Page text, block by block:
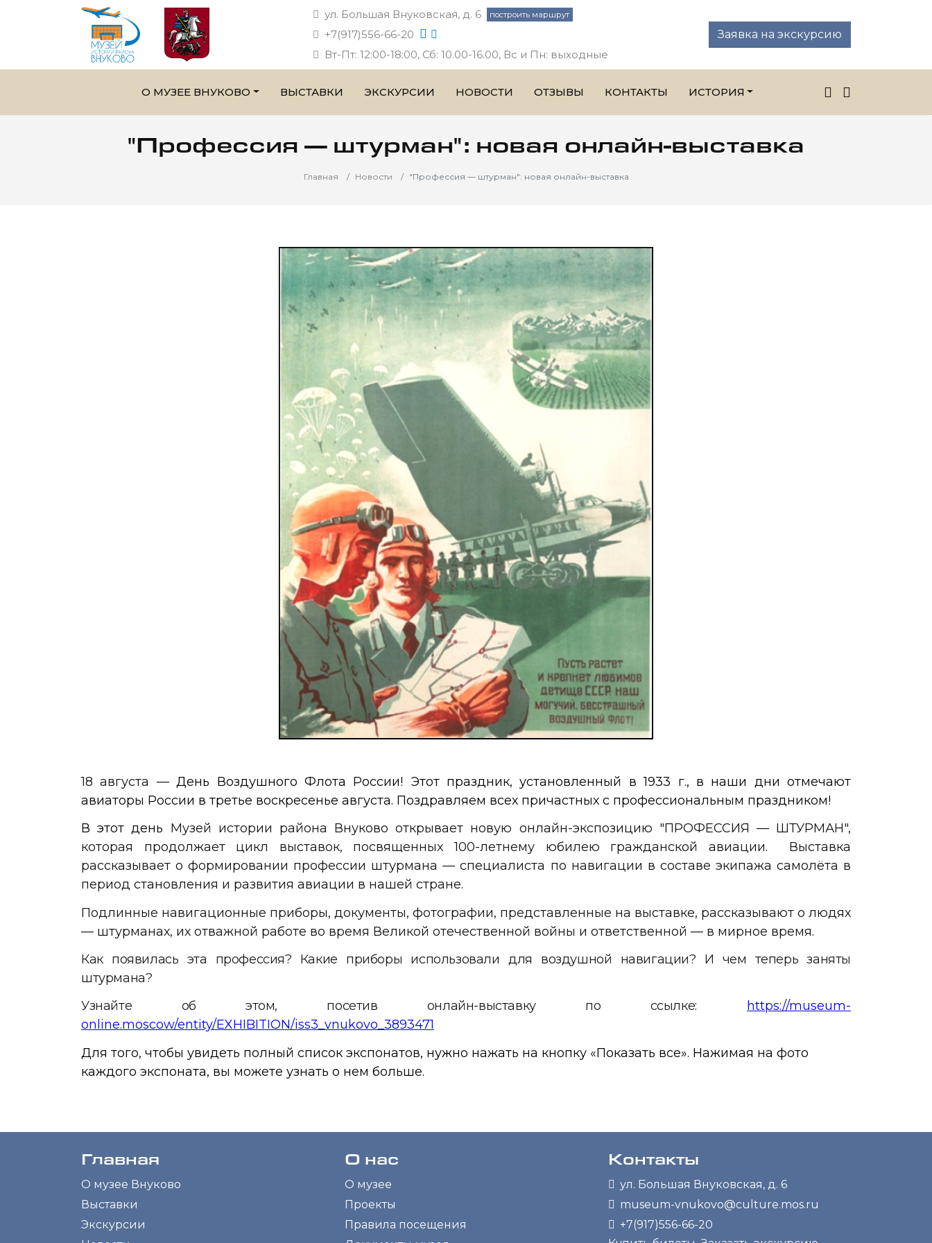
ул. Большая Внуковская, д. 6 построить маршрут
+7(917)556-66-20
Вт-Пт: 12:00-18:00, Сб: 10.00-16.00, Вс и Пн: выходные
Заявка на экскурсию
О МУЗЕЕ ВНУКОВО ВЫСТАВКИ ЭКСКУРСИИ НОВОСТИ ОТЗЫВЫ КОНТАКТЫ ИСТОРИЯ
"Профессия — штурман": новая онлайн-выставка
Главная Новости "Профессия — штурман": новая онлайн-выставка
18 августа —День Воздушного Флота России! Этот праздник, установленный в 1933 г., в наши дни отмечают
авиаторы России в третье воскресенье августа. Поздравляем всех причастных с профессиональным праздником!
В этот день Музей истории района Внуково открывает новую онлайн-экспозицию "ПРОФЕССИЯ — ШТУРМАН",
которая продолжает цикл выставок, посвященных 100-летнему юбилею гражданской авиации. Выставка
рассказывает о формировании профессии штурмана — специалиста по навигации в составе экипажа самолёта в
период становления и развития авиации в нашей стране.
Подлинные навигационные приборы, документы, фотографии, представленные на выставке, рассказывают о людях
— штурманах, их отважной работе во время Великой отечественной войны и ответственной — в мирное время.
Как появилась эта профессия? Какие приборы использовали для воздушной навигации? И чем теперь заняты
штурмана?
Узнайте об этом, посетив онлайн-выставку по ссылке: https://museum-
online.moscow/entity/EXHIBITION/iss3_vnukovo_3893471
Для того, чтобы увидеть полный список экспонатов, нужно нажать на кнопку «Показать все». Нажимая на фото
каждого экспоната, вы можете узнать о нем больше.
Главная
О музее Внуково
Выставки
Экскурсии
О нас
О музее
Проекты
Правила посещения
Контакты
ул. Большая Внуковская, д. 6
museum-vnukovo@culture.mos.ru
+7(917)556-66-20